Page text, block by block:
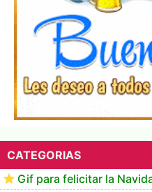
CATEGORIAS
Gif para felicitar la